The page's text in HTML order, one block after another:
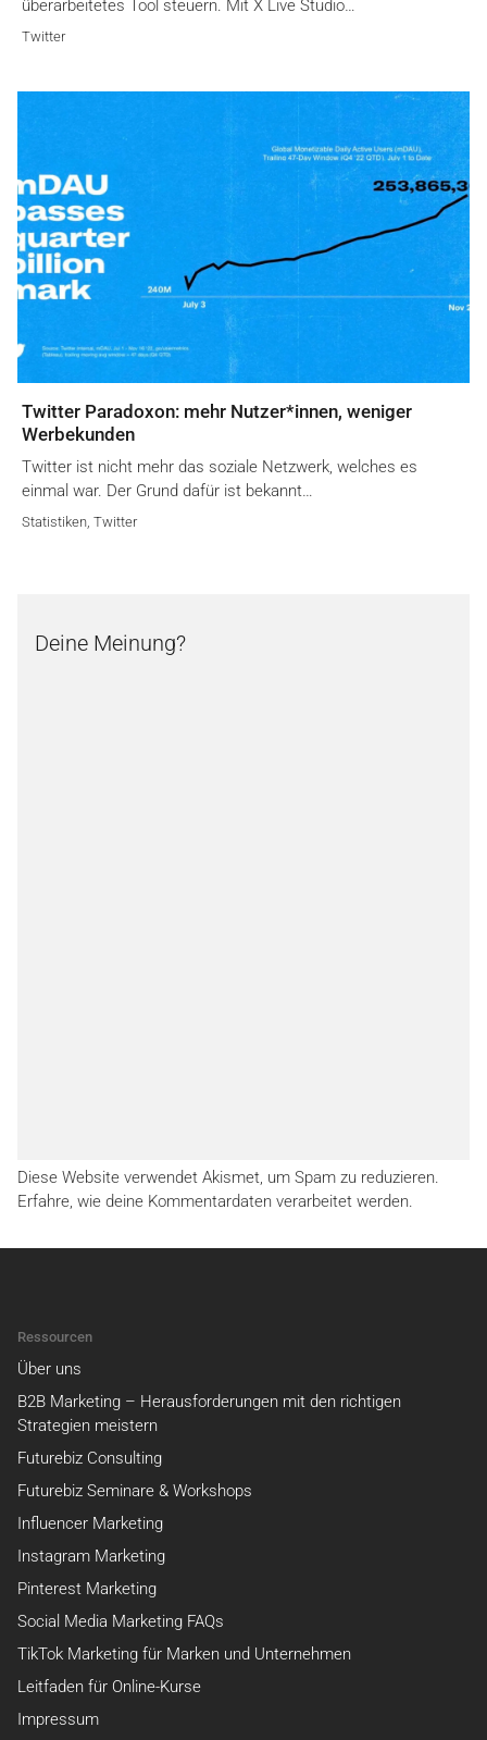
überarbeitetes Tool steuern. Mit X Live Studio…
Twitter
Twitter Paradoxon: mehr Nutzer*innen, weniger
Werbekunden
Twitter ist nicht mehr das soziale Netzwerk, welches es
einmal war. Der Grund dafür ist bekannt…
Statistiken Twitter
Deine Meinung?
Diese Website verwendet Akismet, um Spam zu reduzieren.
Erfahre, wie deine Kommentardaten verarbeitet werden.
Ressourcen
Über uns
B2B Marketing – Herausforderungen mit den richtigen
Strategien meistern
Futurebiz Consulting
Futurebiz Seminare & Workshops
Influencer Marketing
Instagram Marketing
Pinterest Marketing
Social Media Marketing FAQs
TikTok Marketing für Marken und Unternehmen
Leitfaden für Online-Kurse
Impressum